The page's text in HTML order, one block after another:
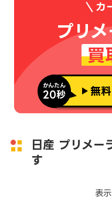
カ
プリ
買
かんたん
20秒 無
日産 プリメー
す
表